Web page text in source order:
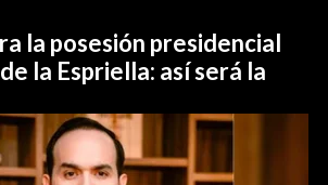
la posesión presidencial
la Espriella: así será la